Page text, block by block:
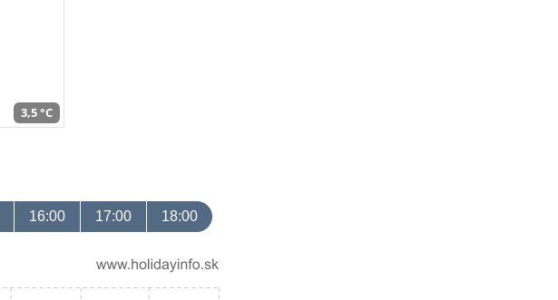
3,5 °C
16:00 17:00 18:00